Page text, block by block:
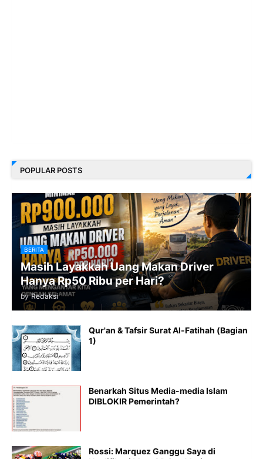
POPULAR POSTS
BERITA
Masih Layakkah Uang Makan Driver
Hanya Rp50 Ribu per Hari?
by Redaksi
Qur'an & Tafsir Surat Al-Fatihah (Bagian
1)
Benarkah Situs Media-media Islam
DIBLOKIR Pemerintah?
Rossi: Marquez Ganggu Saya di